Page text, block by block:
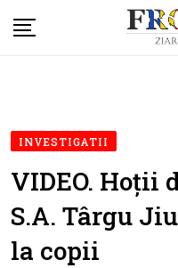
to
INVESTIGATII
VIDEO. Hoții
S.A. Târgu
la copii